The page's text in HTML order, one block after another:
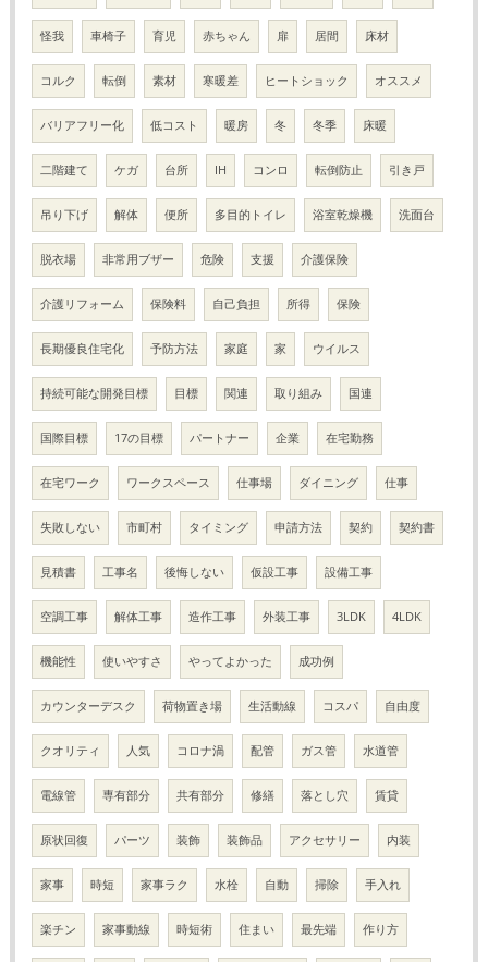
怪我 車椅子 育児 赤ちゃん 扉 居間 床材
コルク 転倒 素材 寒暖差 ヒートショック オススメ
バリアフリー化 低コスト 暖房 冬 冬季 床暖
二階建て ケガ 台所 IH コンロ 転倒防止 引き戸
吊り下げ 解体 便所 多目的トイレ 浴室乾燥機 洗面台
脱衣場 非常用ブザー 危険 支援 介護保険
介護リフォーム 保険料 自己負担 所得 保険
長期優良住宅化 予防方法 家庭 家 ウイルス
持続可能な開発目標 目標 関連 取り組み 国連
国際目標 17の目標 パートナー 企業 在宅勤務
在宅ワーク ワークスペース 仕事場 ダイニング 仕事
失敗しない 市町村 タイミング 申請方法 契約 契約書
見積書 工事名 後悔しない 仮設工事 設備工事
空調工事 解体工事 造作工事 外装工事 3LDK 4LDK
機能性 使いやすさ やってよかった 成功例
カウンターデスク 荷物置き場 生活動線 コスパ 自由度
クオリティ 人気 コロナ渦 配管 ガス管 水道管
電線管 専有部分 共有部分 修繕 落とし穴 賃貸
原状回復 パーツ 装飾 装飾品 アクセサリー 内装
家事 時短 家事ラク 水栓 自動 掃除 手入れ
楽チン 家事動線 時短術 住まい 最先端 作り方